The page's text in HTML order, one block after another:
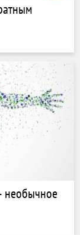
необычное